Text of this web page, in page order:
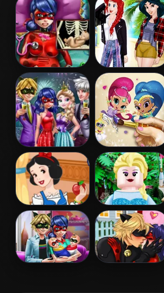
Restaurant Birthday Cake
Pregnant
Dotted Girl
Emergency
Princess
Coachella Style
Dress 1
Couples New
Year Party
Shimmer and
Shine Coloring
Book
Snow White
Patchwork
Dress
Lego Princesses